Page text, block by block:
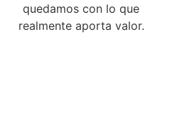
quedamos con lo que
realmente aporta valor.